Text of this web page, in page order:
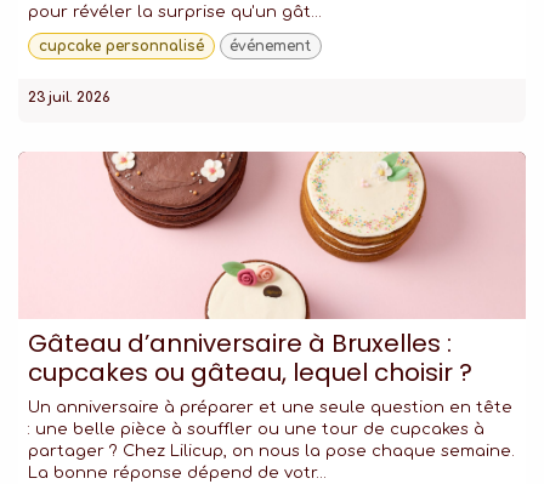
pour révéler la surprise qu'un gât...
cupcake personnalisé événement
23 juil. 2026
Gâteau d’anniversaire à Bruxelles :
cupcakes ou gâteau, lequel choisir ?
Un anniversaire à préparer et une seule question en tête
: une belle pièce à souffler ou une tour de cupcakes à
partager ? Chez Lilicup, on nous la pose chaque semaine.
La bonne réponse dépend de votr...